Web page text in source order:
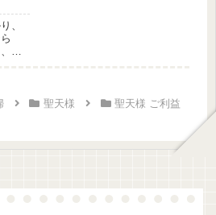
、
聖
聖天様 聖天様 ご利益